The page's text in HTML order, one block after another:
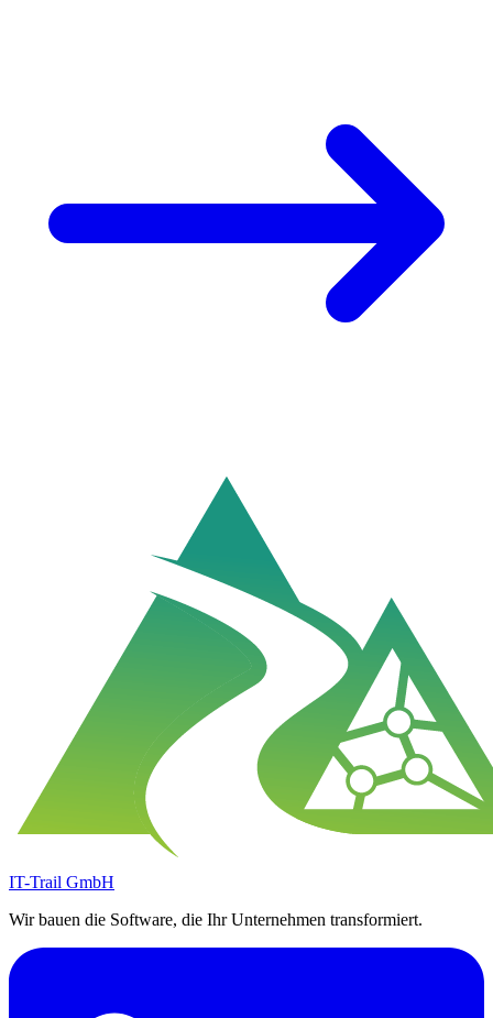
IT-Trail GmbH
Wir bauen die Software, die Ihr Unternehmen transformiert.